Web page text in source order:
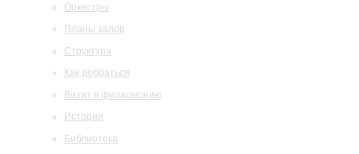
Оркестры
Планы залов
Структура
Как добраться
Визит в филармонию
История
Библиотека